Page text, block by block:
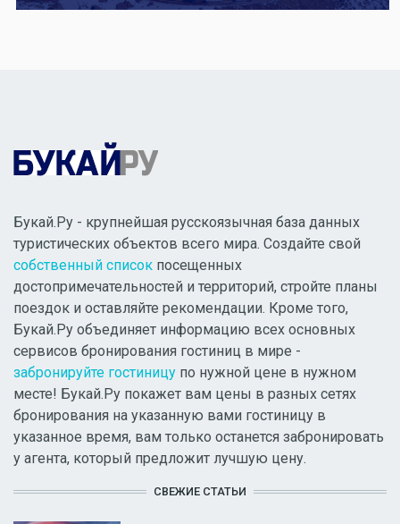
Букай.Ру - крупнейшая русскоязычная база данных
туристических объектов всего мира. Создайте свой
собственный список посещенных
достопримечательностей и территорий, стройте планы
поездок и оставляйте рекомендации. Кроме того,
Букай.Ру объединяет информацию всех основных
сервисов бронирования гостиниц в мире -
забронируйте гостиницу по нужной цене в нужном
месте! Букай.Ру покажет вам цены в разных сетях
бронирования на указанную вами гостиницу в
указанное время, вам только останется забронировать
у агента, который предложит лучшую цену.
СВЕЖИЕ СТАТЬИ